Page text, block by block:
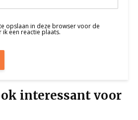
opslaan in deze browser voor de
een reactie plaats.
interessant voor